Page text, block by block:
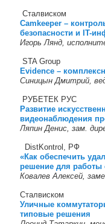
Сталвиском
Camkeeper – к
безопасности и IT-
Игорь Лянд,
STA Group
Evidence –
Синицын Дмитрий,
РУБЕТЕК РУС
Развитие
видеонаблюдения
Ляпин Денис, зам.
DistKontrol, РФ
«Как обеспечить
решение для работы
Ковалев Алексей,
Сталвиском
Уличные
типовые решения